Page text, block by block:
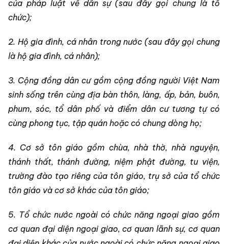
của pháp luật về dân sự (sau đây gọi chung là tổ
chức);
2. Hộ gia đình, cá nhân trong nước (sau đây gọi chung
là hộ gia đình, cá nhân);
3. Cộng đồng dân cư gồm cộng đồng người Việt Nam
sinh sống trên cùng địa bàn thôn, làng, ấp, bản, buôn,
phum, sóc, tổ dân phố và điểm dân cư tương tự có
cùng phong tục, tập quán hoặc có chung dòng họ;
4. Cơ sở tôn giáo gồm chùa, nhà thờ, nhà nguyện,
thánh thất, thánh đường, niệm phật đường, tu viện,
trường đào tạo riêng của tôn giáo, trụ sở của tổ chức
tôn giáo và cơ sở khác của tôn giáo;
5. Tổ chức nước ngoài có chức năng ngoại giao gồm
cơ quan đại diện ngoại giao, cơ quan lãnh sự, cơ quan